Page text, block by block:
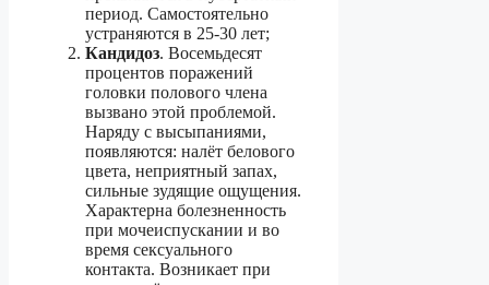
период. Самостоятельно
устраняются в 25-30 лет;
Кандидоз. Восемьдесят
процентов поражений
головки полового члена
вызвано этой проблемой.
Наряду с высыпаниями,
появляются: налёт белового
цвета, неприятный запах,
сильные зудящие ощущения.
Характерна болезненность
при мочеиспускании и во
время сексуального
контакта. Возникает при